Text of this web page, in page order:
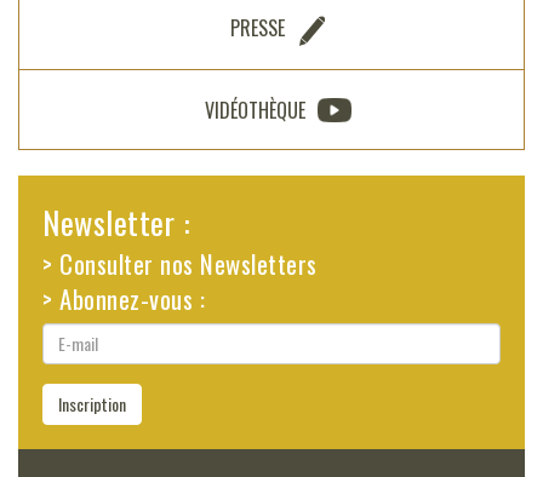
PRESSE
VIDÉOTHÈQUE
Newsletter :
> Consulter nos Newsletters
> Abonnez-vous :
E-
mail
Inscription